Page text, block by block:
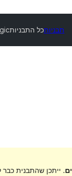
תבניותכל התבניות
. ייתכן שהתבנית כבר